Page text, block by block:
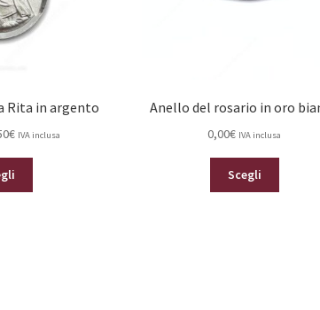
Rita in argento
€Fascia
prezzo:
da
IVA inclusa
Anello del rosario in oro
0,00€ IVA inclusa
Scegli